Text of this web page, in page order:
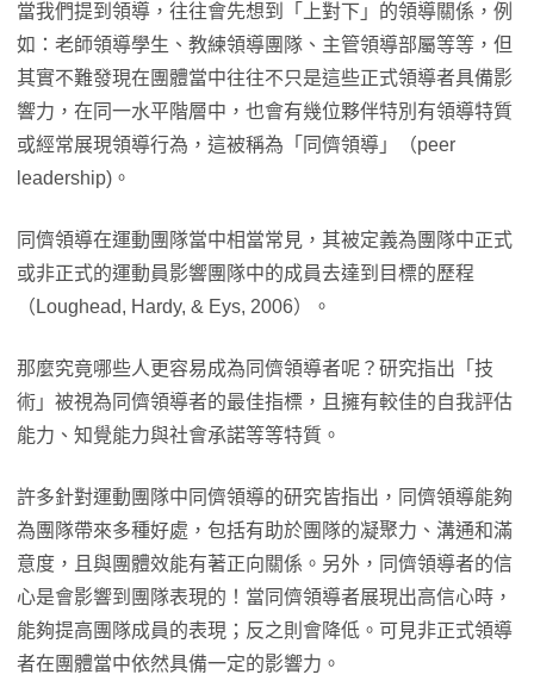
當我們提到領導，往往會先想到「上對下」的領導關係，例
如：老師領導學生、教練領導團隊、主管領導部屬等等，但
其實不難發現在團體當中往往不只是這些正式領導者具備影
響力，在同一水平階層中，也會有幾位夥伴特別有領導特質
或經常展現領導行為，這被稱為「同儕領導」（peer
leadership)。
同儕領導在運動團隊當中相當常見，其被定義為團隊中正式
或非正式的運動員影響團隊中的成員去達到目標的歷程
（Loughead, Hardy, & Eys, 2006）。
那麼究竟哪些人更容易成為同儕領導者呢？研究指出「技
術」被視為同儕領導者的最佳指標，且擁有較佳的自我評估
能力、知覺能力與社會承諾等等特質。
許多針對運動團隊中同儕領導的研究皆指出，同儕領導能夠
為團隊帶來多種好處，包括有助於團隊的凝聚力、溝通和滿
意度，且與團體效能有著正向關係。另外，同儕領導者的信
心是會影響到團隊表現的！當同儕領導者展現出高信心時，
能夠提高團隊成員的表現；反之則會降低。可見非正式領導
者在團體當中依然具備一定的影響力。